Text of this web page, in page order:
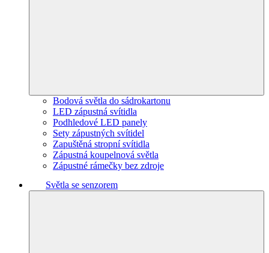
Bodová světla do sádrokartonu
LED zápustná svítidla
Podhledové LED panely
Sety zápustných svítidel
Zapuštěná stropní svítidla
Zápustná koupelnová světla
Zápustné rámečky bez zdroje
Světla se senzorem